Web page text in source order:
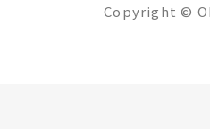
Copyright ©